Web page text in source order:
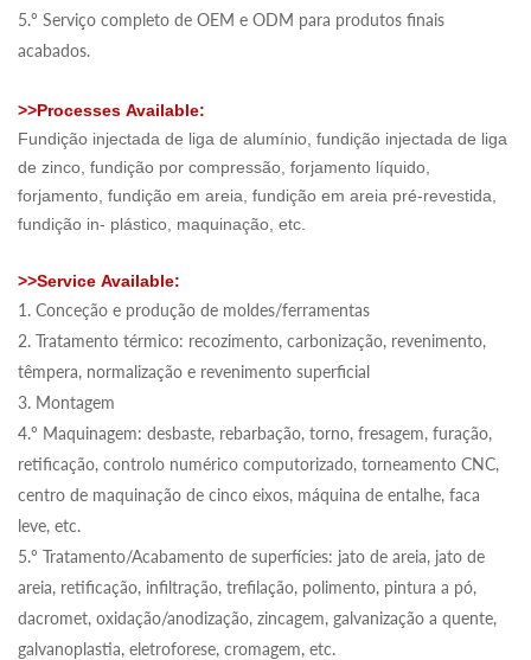
5.º Serviço completo de OEM e ODM para produtos finais
acabados.
>>Processes Available:
Fundição injectada de liga de alumínio, fundição injectada de liga
de zinco, fundição por compressão, forjamento líquido,
forjamento, fundição em areia, fundição em areia pré-revestida,
fundição in- plástico, maquinação, etc.
>>Service Available:
1. Conceção e produção de moldes/ferramentas
2. Tratamento térmico: recozimento, carbonização, revenimento,
têmpera, normalização e revenimento superficial
3. Montagem
4.º Maquinagem: desbaste, rebarbação, torno, fresagem, furação,
retificação, controlo numérico computorizado, torneamento CNC,
centro de maquinação de cinco eixos, máquina de entalhe, faca
leve, etc.
5.º Tratamento/Acabamento de superfícies: jato de areia, jato de
areia, retificação, infiltração, trefilação, polimento, pintura a pó,
dacromet, oxidação/anodização, zincagem, galvanização a quente,
galvanoplastia, eletroforese, cromagem, etc.